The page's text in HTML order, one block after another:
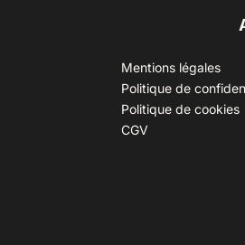
Mentions légales
Politique de
Politique de cookies
CGV